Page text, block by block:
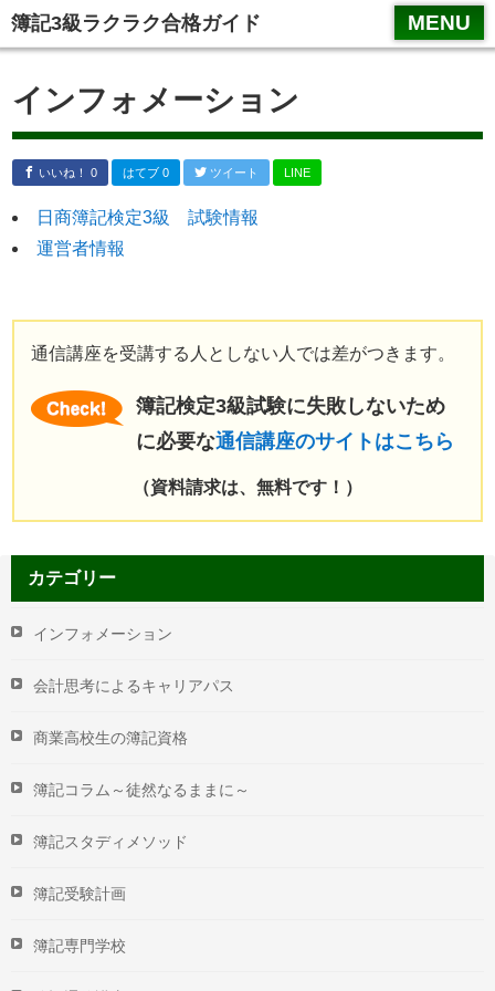
簿記3級ラクラク合格ガイド MENU
スマホメニュータイトル１
インフォメーション
いいね！ 0 はてブ 0 ツイート LINE
日商簿記検定3級 試験情報
運営者情報
通信講座を受講する人としない人では差がつきます。
簿記検定3級試験に失敗しないため
に必要な通信講座のサイトはこちら
（資料請求は、無料です！）
カテゴリー
インフォメーション
会計思考によるキャリアパス
商業高校生の簿記資格
簿記コラム～徒然なるままに～
簿記スタディメソッド
簿記受験計画
簿記専門学校